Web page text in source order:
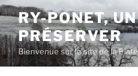
Aller
au
contenu
principal
RY-PONET,
PRÉSERVER
Bienvenue sur le site de la